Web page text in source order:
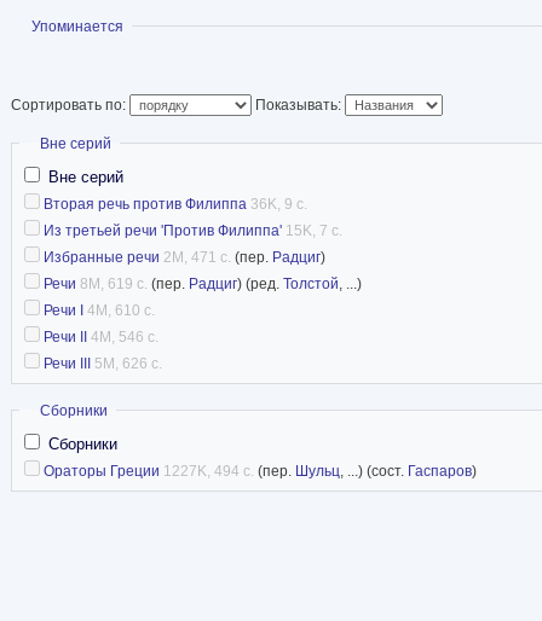
Показать
Упоминается
Сортировать по: Показывать:
Скрыть
Вне серий
Вне серий
Вторая речь против Филиппа 36K, 9 с.
Из третьей речи 'Против Филиппа' 15K, 7 с.
Избранные речи 2M, 471 с. (пер. Радциг)
Речи 8M, 619 с. (пер. Радциг) (ред. Толстой, ...)
Речи I 4M, 610 с.
Речи II 4M, 546 с.
Речи III 5M, 626 с.
Скрыть
Сборники
Сборники
Ораторы Греции 1227K, 494 с. (пер. Шульц, ...) (сост. Гаспаров)